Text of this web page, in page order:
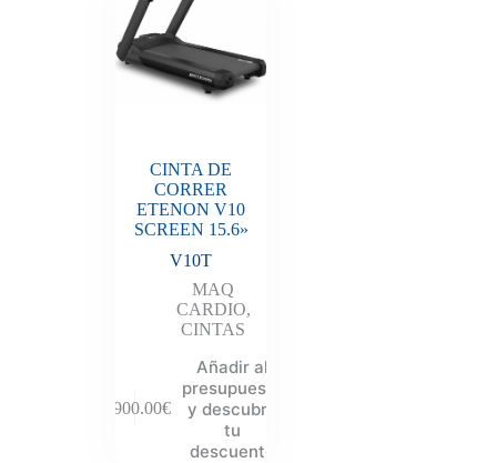
CINTA DE
CORRER
ETENON V10
SCREEN 15.6»
V10T
MAQ
CARDIO,
CINTAS
8,900.00€
Añadir al
presupuesto
y descubre
tu
descuento